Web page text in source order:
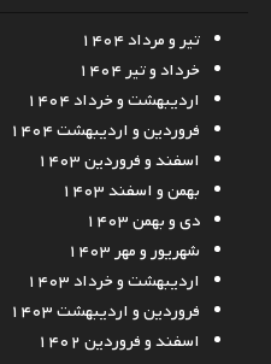
تیر و مرداد ۱۴۰۴
خرداد و تیر ۱۴۰۴
اردیبهشت و خرداد ۱۴۰۴
فروردین و اردیبهشت ۱۴۰۴
اسفند و فروردین ۱۴۰۳
بهمن و اسفند ۱۴۰۳
دی و بهمن ۱۴۰۳
شهریور و مهر ۱۴۰۳
اردیبهشت و خرداد ۱۴۰۳
فروردین و اردیبهشت ۱۴۰۳
اسفند و فروردین ۱۴۰۲